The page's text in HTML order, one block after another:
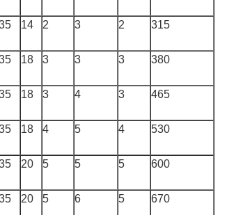
14 2 3 2 315
18 3 3 3 380
18 3 4 3 465
18 4 5 4 530
20 5 5 5 600
20 5 6 5 670